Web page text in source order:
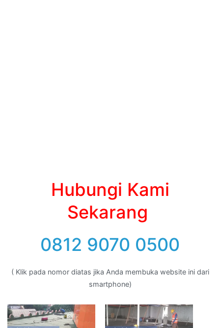
Hubungi Kami
Sekarang
0812 9070 0500
( Klik pada nomor diatas jika Anda membuka website ini dari
smartphone)